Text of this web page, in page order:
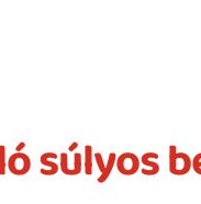
súlyos